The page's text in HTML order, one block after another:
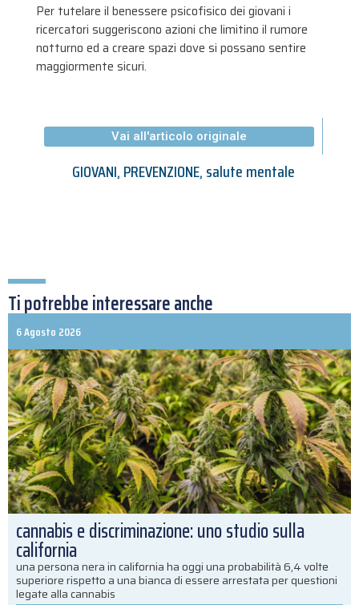
Per tutelare il benessere psicofisico dei giovani i
ricercatori suggeriscono azioni che limitino il rumore
notturno ed a creare spazi dove si possano sentire
maggiormente sicuri.
Vai all'articolo originale
GIOVANI,PREVENZIONE,salute mentale
Ti potrebbe interessare anche
6 Agosto 2026
cannabis e discriminazione: uno studio sulla
california
una persona nera in california ha oggi una probabilità 6,4 volte
superiore rispetto a una bianca di essere arrestata per questioni
legate alla cannabis